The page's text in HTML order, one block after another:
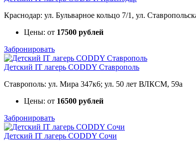
Краснодар: ул. Бульварное кольцо 7/1, ул.
Цены: от 17500 рублей
Забронировать
Детский IT лагерь CODDY Ставрополь
Ставрополь: ул. Мира 347к6; ул. 50 лет ВЛКСМ, 59а
Цены: от 16500 рублей
Забронировать
Детский IT лагерь CODDY Сочи